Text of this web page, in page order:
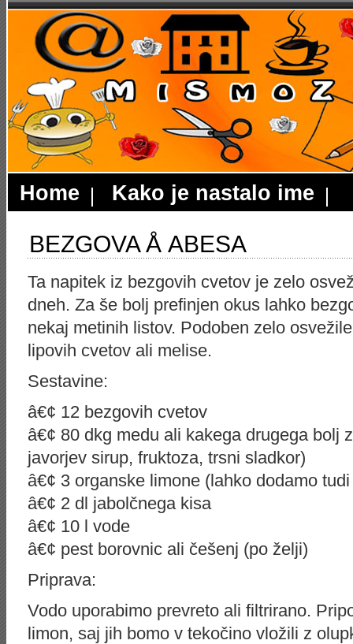
Home Kako je nastalo ime
BEZGOVA Å ABESA
Ta napitek iz bezgovih cvetov je zelo
dneh. Za še bolj prefinjen okus lahko
nekaj metinih listov. Podoben zelo
lipovih cvetov ali melise.
Sestavine:
â€¢ 12 bezgovih cvetov
â€¢ 80 dkg medu ali kakega drugega bolj
javorjev sirup, fruktoza, trsni sladkor)
â€¢ 3 organske limone (lahko dodamo
â€¢ 2 dl jabolčnega kisa
â€¢ 10 l vode
â€¢ pest borovnic ali češenj (po želji)
Priprava:
Vodo uporabimo prevreto ali filtrirano.
limon, saj jih bomo v tekočino vložili z